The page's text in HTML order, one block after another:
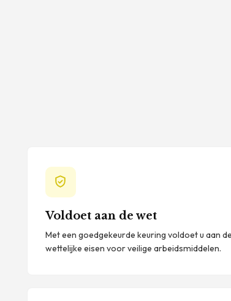
Voldoet aan de wet
Met een goedgekeurde keuring voldoet u aan de
wettelijke eisen voor veilige arbeidsmiddelen.